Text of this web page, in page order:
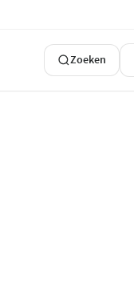
Zoeken